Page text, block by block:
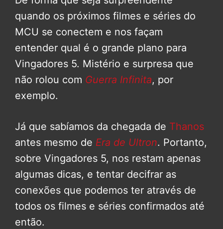
quando os próximos filmes e séries do
MCU se conectem e nos façam
entender qual é o grande plano para
Vingadores 5. Mistério e surpresa que
não rolou com Guerra Infinita, por
exemplo.
Já que sabíamos da chegada de Thanos
antes mesmo de Era de Ultron. Portanto,
sobre Vingadores 5, nos restam apenas
algumas dicas, e tentar decifrar as
conexões que podemos ter através de
todos os filmes e séries confirmados até
então.